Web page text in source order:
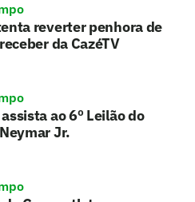
reverter penhora de
da CazéTV
ao 6º Leilão do
Jr.